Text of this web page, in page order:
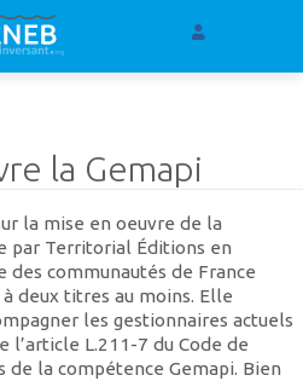
la Gemapi
la mise en oeuvre de la
par Territorial Éditions en
communautés de France
deux titres au moins. Elle
les gestionnaires actuels
l’article L.211-7 du Code de
la compétence Gemapi. Bien